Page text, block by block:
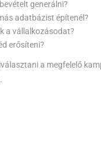
generálni?
adatbázist építenél?
a vállalkozásodat?
erősíteni?
a megfelelő